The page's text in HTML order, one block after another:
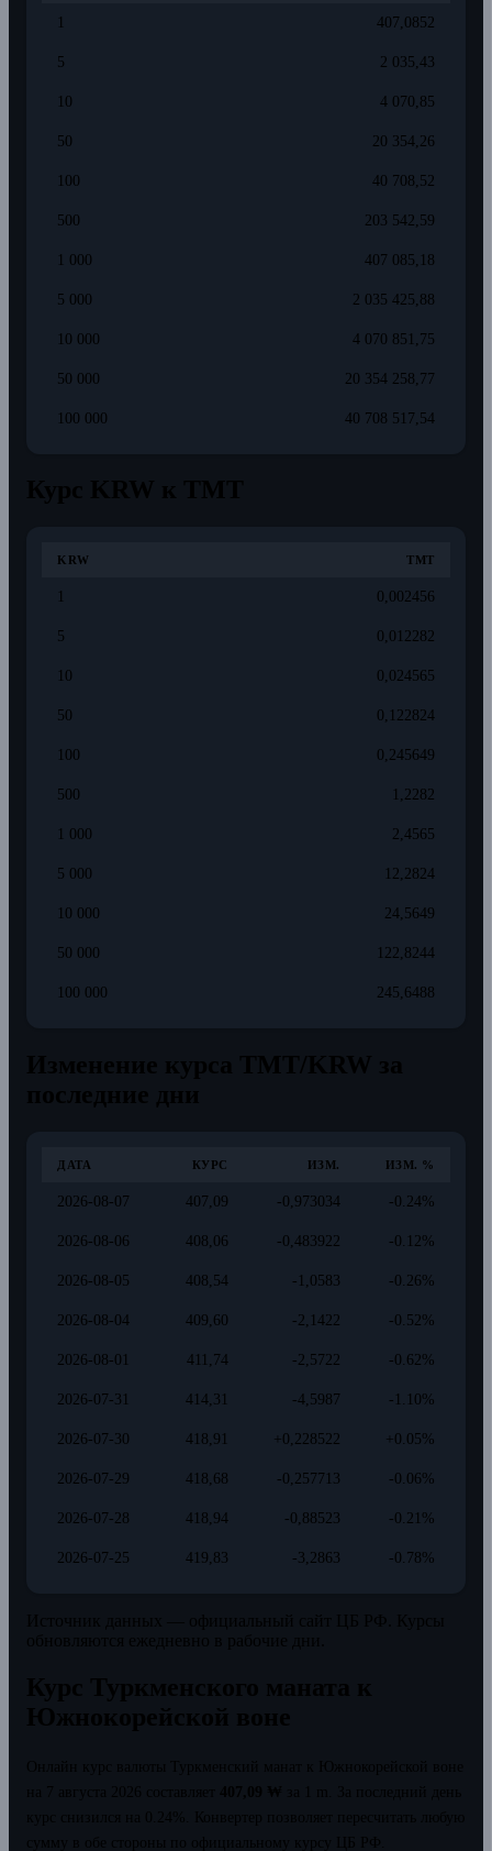
1 407,0852
5 2 035,43
10 4 070,85
50 20 354,26
100 40 708,52
500 203 542,59
1 000 407 085,18
5 000 2 035 425,88
10 000 4 070 851,75
50 000 20 354 258,77
100 000 40 708 517,54
KRW TMT
0,002456
5 0,012282
10 0,024565
50 0,122824
100 0,245649
500 1,2282
1 000 2,4565
5 000 12,2824
10 000 24,5649
50 000 122,8244
100 000 245,6488
ДАТА КУРС ИЗМ. ИЗМ. %
2026-08-07 407,09 -0,973034 -0.24%
2026-08-06 408,06 -0,483922 -0.12%
2026-08-05 408,54 -1,0583 -0.26%
2026-08-04 409,60 -2,1422 -0.52%
2026-08-01 411,74 -2,5722 -0.62%
2026-07-31 414,31 -4,5987 -1.10%
2026-07-30 418,91 +0,228522 +0.05%
2026-07-29 418,68 -0,257713 -0.06%
2026-07-28 418,94 -0,88523 -0.21%
2026-07-25 419,83 -3,2863 -0.78%